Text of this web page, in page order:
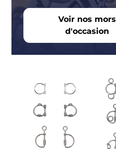
Voir nos mors
d'occasion